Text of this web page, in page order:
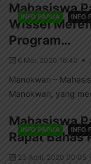
INFO PAPUA INFO
Mahasiswa
Wissel
Program…
6 Mei, 2020 16:40
Manokwari –
Manokwari, yang
INFO PAPUA INFO
Mahasiswa
Rapat
23 April, 2020 00:05